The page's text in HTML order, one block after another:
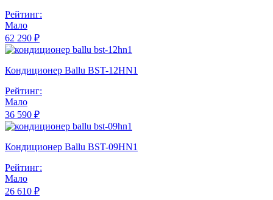
Рейтинг:
Мало
62 290 ₽
Кондиционер Ballu BST-12HN1
Рейтинг:
Мало
36 590 ₽
Кондиционер Ballu BST-09HN1
Рейтинг:
Мало
26 610 ₽